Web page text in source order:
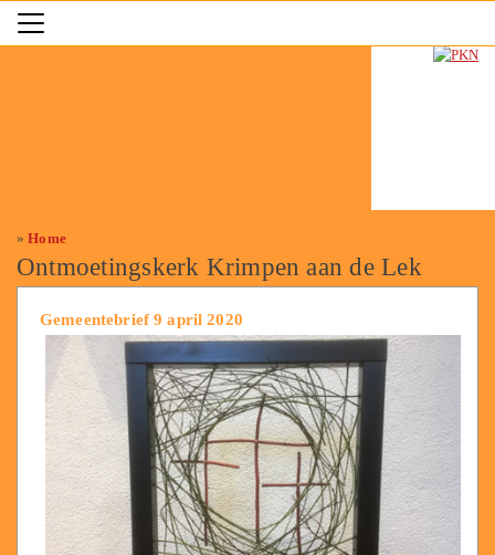
»Home
Ontmoetingskerk Krimpen aan de Lek
Gemeentebrief 9 april 2020